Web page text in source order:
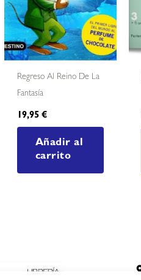
Regreso Al Reino De La
Fantasía
19,95 €
Añadir al
carrito